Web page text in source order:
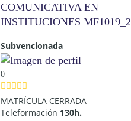
COMUNICATIVA EN
INSTITUCIONES MF1019_2
Subvencionada
0
MATRÍCULA CERRADA
Teleformación 130h.